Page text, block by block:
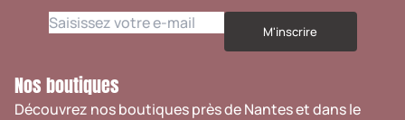
M'inscrire
Nos boutiques
Découvrez nos boutiques près de Nantes et dans le